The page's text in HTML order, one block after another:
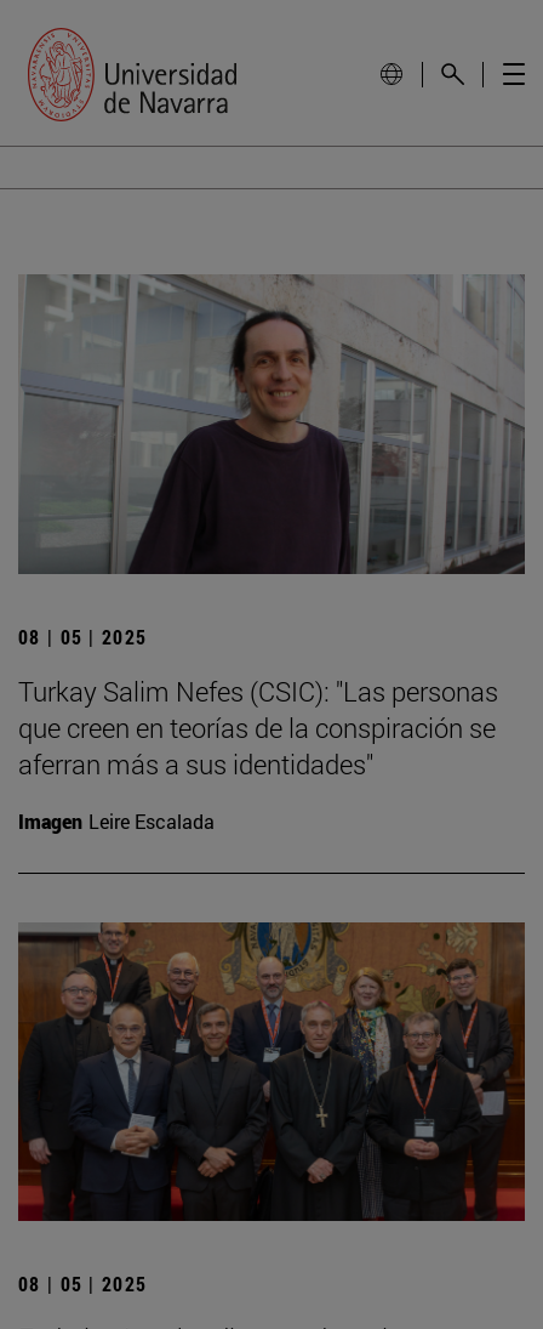
08 | 05 | 2025
Turkay Salim Nefes (CSIC): "Las personas
que creen en teorías de la conspiración se
aferran más a sus identidades"
Imagen Leire Escalada
08 | 05 | 2025